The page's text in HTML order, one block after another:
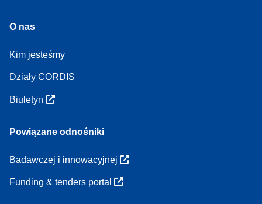
O nas
Kim jesteśmy
Działy CORDIS
Biuletyn
Powiązane odnośniki
Badawczej i innowacyjnej
Funding & tenders portal